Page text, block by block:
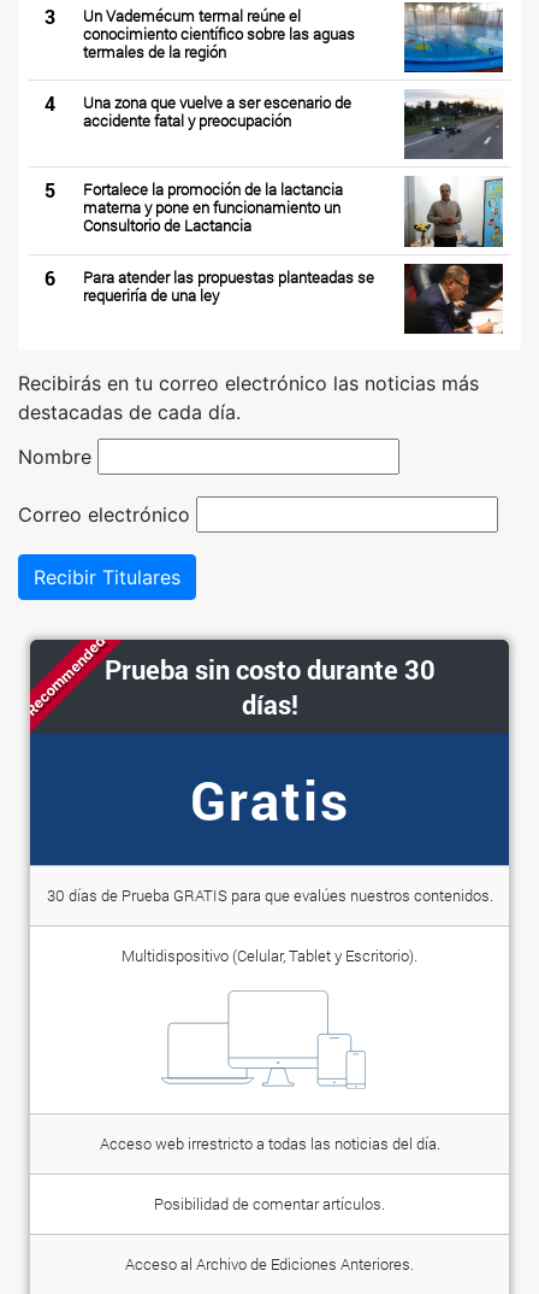
3
Un Vademécum termal reúne el
conocimiento científico sobre las aguas
termales de la región
4
Una zona que vuelve a ser escenario de
accidente fatal y preocupación
5
Fortalece la promoción de la lactancia
materna y pone en funcionamiento un
Consultorio de Lactancia
6
Para atender las propuestas planteadas se
requeriría de una ley
Recibirás en tu correo electrónico las noticias más
destacadas de cada día.
Nombre
Correo electrónico
Recibir Titulares
RecommendedPrueba sin costo durante 30
días!
Gratis
30 días de Prueba GRATIS para que evalúes nuestros contenidos.
Multidispositivo (Celular, Tablet y Escritorio).
Acceso web irrestricto a todas las noticias del día.
Posibilidad de comentar artículos.
Acceso al Archivo de Ediciones Anteriores.